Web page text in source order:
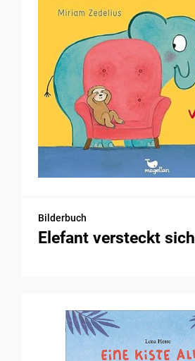
Bilderbuch
Elefant versteckt sich